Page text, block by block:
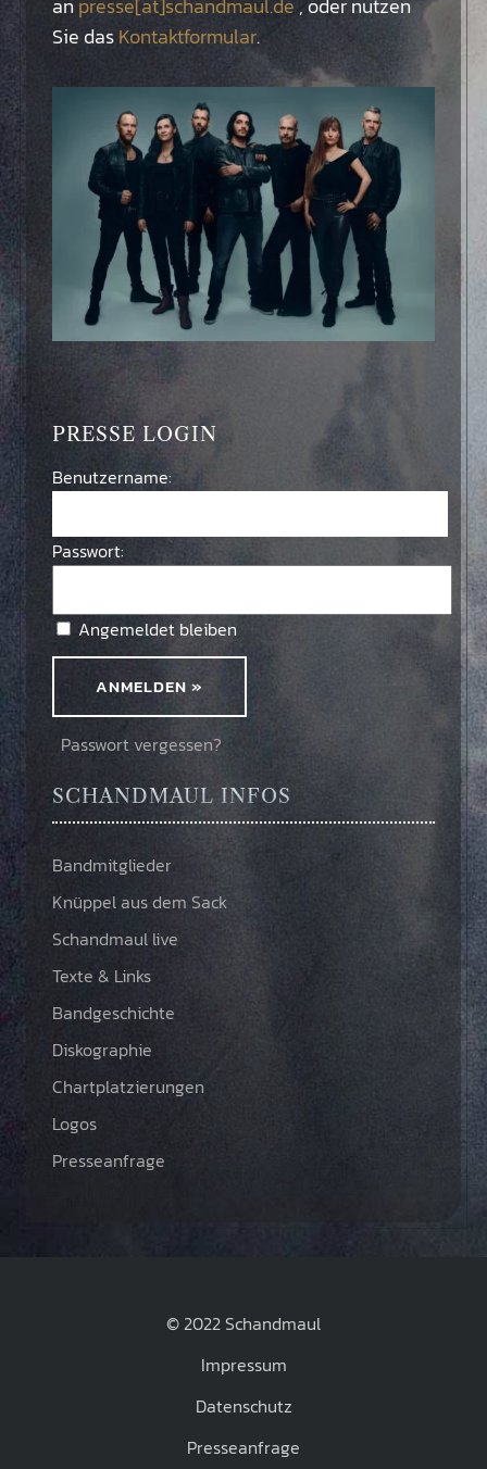
anpresse[at]schandmaul.de , oder nutzen
Sie dasKontaktformular.
PRESSE LOGIN
Benutzername:
Passwort:
Angemeldet bleiben
Passwort vergessen?
SCHANDMAUL INFOS
Bandmitglieder
Knüppel aus dem Sack
Schandmaul live
Texte & Links
Bandgeschichte
Diskographie
Chartplatzierungen
Logos
Presseanfrage
© 2022 Schandmaul
Impressum
Datenschutz
Presseanfrage